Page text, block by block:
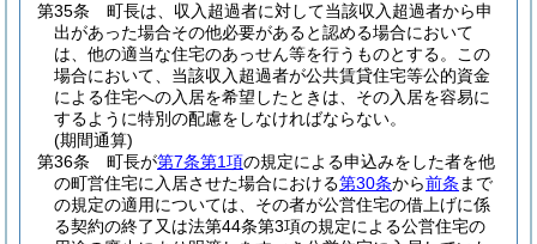
第35条
町長は、収入超過者に対して当該収入超過者から申
出があった場合その他必要があると認める場合において
は、他の適当な住宅のあっせん等を行うものとする。
この
場合において、当該収入超過者が公共賃貸住宅等公的資金
による住宅への入居を希望したときは、その入居を容易に
するように特別の配慮をしなければならない。
(期間通算)
第36条
町長が第7条第1項の規定による申込みをした者を他
の町営住宅に入居させた場合における第30条から前条 まで
の規定の適用については、その者が公営住宅の借上げに係
る契約の終了又は法第44条第3項の規定による公営住宅の